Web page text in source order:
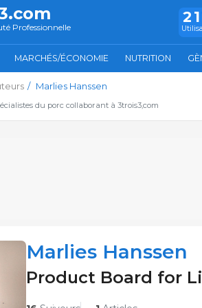
Professionnelle
MARCHÉS/ÉCONOMIE NUTRITION
Marlies Hanssen
du porc collaborant à 3trois3,com
Marlies Hanssen
Product Board for